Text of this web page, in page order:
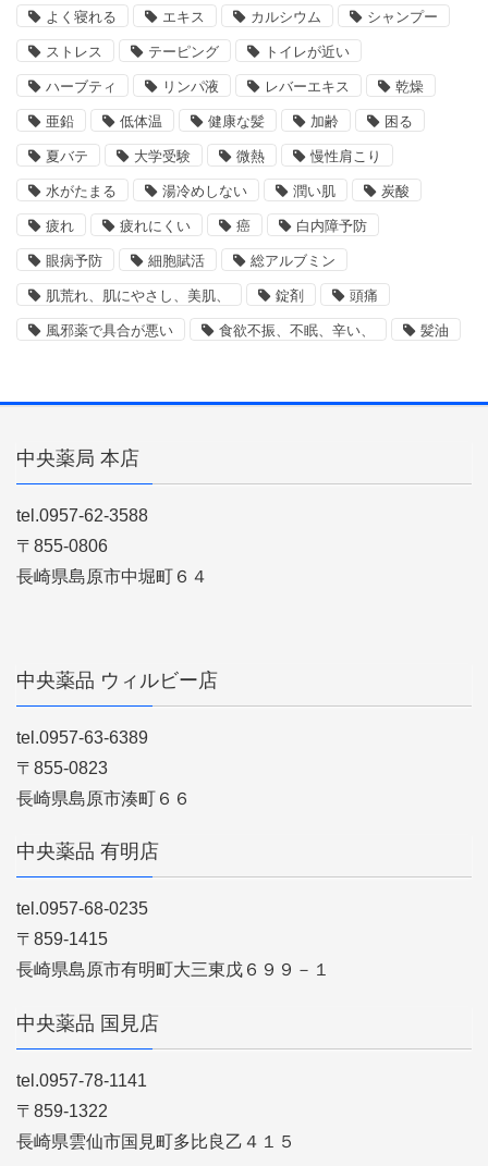
よく寝れる エキス カルシウム シャンプー
ストレス テーピング トイレが近い
ハーブティ リンパ液 レバーエキス 乾燥
亜鉛 低体温 健康な髪 加齢 困る
夏バテ 大学受験 微熱 慢性肩こり
水がたまる 湯冷めしない 潤い肌 炭酸
疲れ 疲れにくい 癌 白内障予防
眼病予防 細胞賦活 総アルブミン
肌荒れ、肌にやさし、美肌、 錠剤 頭痛
風邪薬で具合が悪い 食欲不振、不眠、辛い、 髪油
中央薬局 本店
tel.0957-62-3588
〒855-0806
長崎県島原市中堀町６４
中央薬品 ウィルビー店
tel.0957-63-6389
〒855-0823
長崎県島原市湊町６６
中央薬品 有明店
tel.0957-68-0235
〒859-1415
長崎県島原市有明町大三東戊６９９－１
中央薬品 国見店
tel.0957-78-1141
〒859-1322
長崎県雲仙市国見町多比良乙４１５